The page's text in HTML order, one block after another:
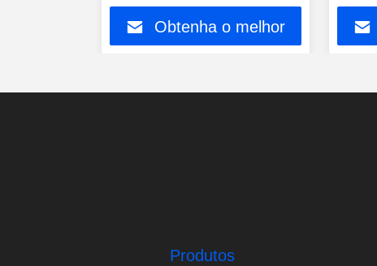
Obtenha o melhor
Café
Produtos